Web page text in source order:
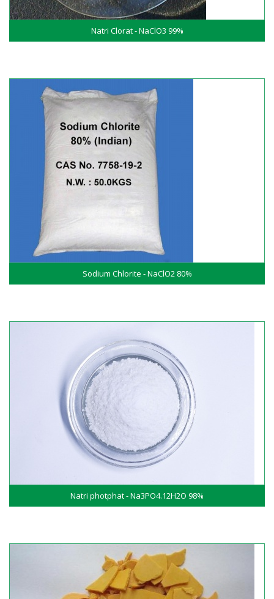
Natri Clorat - NaClO3 99%
Sodium Chlorite - NaClO2 80%
Natri photphat - Na3PO4.12H2O 98%